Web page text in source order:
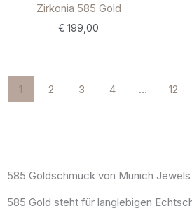
Zirkonia 585 Gold
€ 199,00
1 2 3 4 … 12
585 Goldschmuck von Munich Jewels
585 Gold steht für langlebigen